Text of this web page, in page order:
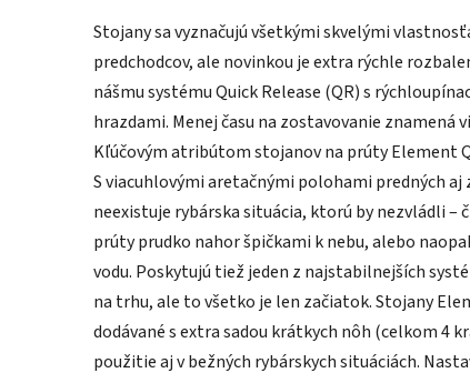
Stojany sa vyznačujú všetkými skvelými
predchodcov, ale novinkou je extra rýchle
nášmu systému Quick Release (QR) s
hrazdami. Menej času na zostavovanie znamená
Kľúčovým atribútom stojanov na prúty Element
S viacuhlovými aretačnými polohami predných aj
neexistuje rybárska situácia, ktorú by nezvládli –
prúty prudko nahor špičkami k nebu, alebo
vodu. Poskytujú tiež jeden z najstabilnejších
na trhu, ale to všetko je len začiatok. Stojany
dodávané s extra sadou krátkych nôh (celkom 4
použitie aj v bežných rybárskych situáciách.